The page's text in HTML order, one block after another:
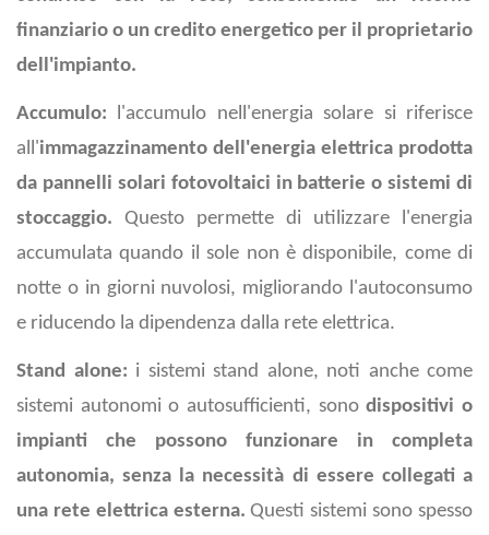
finanziario o un credito energetico per il proprietario
dell'impianto.
Accumulo: l'accumulo nell'energia solare si riferisce
all'immagazzinamento dell'energia elettrica prodotta
da pannelli solari fotovoltaici in batterie o sistemi di
stoccaggio. Questo permette di utilizzare l'energia
accumulata quando il sole non è disponibile, come di
notte o in giorni nuvolosi, migliorando l'autoconsumo
e riducendo la dipendenza dalla rete elettrica.
Stand alone: i sistemi stand alone, noti anche come
sistemi autonomi o autosufficienti, sonodispositivi o
impianti che possono funzionare in completa
autonomia, senza la necessità di essere collegati a
una rete elettrica esterna. Questi sistemi sono spesso